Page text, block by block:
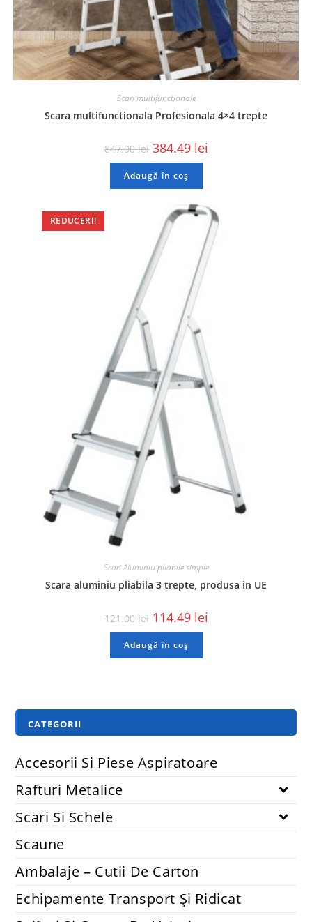
Scari multifunctionale
Scara multifunctionala Profesionala 4×4 trepte
847.00lei 384.49 lei
Adaugă în coș
REDUCERI!
Scari Aluminiu pliabile simple
Scara aluminiu pliabila 3 trepte, produsa in UE
121.00lei 114.49 lei
Adaugă în coș
CATEGORII
Accesorii Si Piese Aspiratoare
Rafturi Metalice
Scari Si Schele
Scaune
Ambalaje – Cutii De Carton
Echipamente Transport Și Ridicat